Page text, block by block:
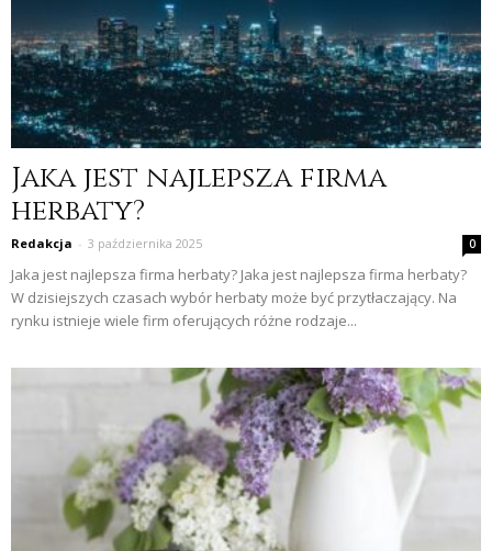
Jaka jest najlepsza firma
herbaty?
Redakcja - 3 października 2025 0
Jaka jest najlepsza firma herbaty? Jaka jest najlepsza firma herbaty?
W dzisiejszych czasach wybór herbaty może być przytłaczający. Na
rynku istnieje wiele firm oferujących różne rodzaje...